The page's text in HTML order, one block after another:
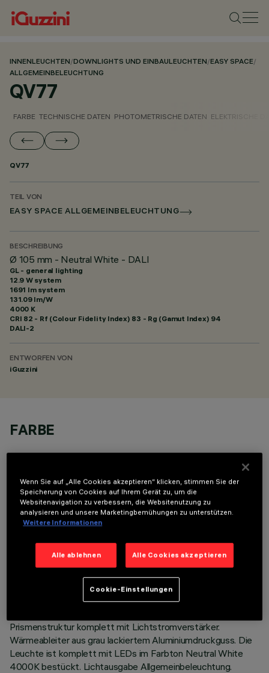
INNENLEUCHTEN/DOWNLIGHTS UND EINBAULEUCHTEN/EASY SPACE/
ALLGEMEINBELEUCHTUNG
QV77
FARBE TECHNISCHE DATEN PHOTOMETRISCHE DATEN ELEKTRISCHE
QV77
TEIL VON
EASY SPACE ALLGEMEINBELEUCHTUNG
BESCHREIBUNG
Ø 105 mm - Neutral White - DALI
GL - general lighting
12.9 W system
1691 lm system
131.09 lm/W
4000 K
CRI 82 - Rf (Colour Fidelity Index) 83 - Rg (Gamut Index) 94
DALI-2
ENTWORFEN VON
iGuzzini
FARBE
TECHNISCHE DATEN
BESCHREIBUNG
Festinstallierte Rundleuchte für den Einsatz von LED-
Lichtquellen mit CoB-Technologie. Version mit Rahmen zur
Prismenstruktur komplett mit Lichtstromverstärker.
Wärmeableiter aus grau lackiertem Aluminiumdruckguss. Die
Leuchte ist komplett mit LEDs im Farbton Neutral White
4000K bestückt. Lichtausgabe Allgemeinbeleuchtung.
Wenn Sie auf „Alle Cookies akzeptieren“ klicken, stimmen Sie der
Speicherung von Cookies auf Ihrem Gerät zu, um die
Websitenavigation zu verbessern, die Websitenutzung zu
analysieren und unsere Marketingbemühungen zu unterstützen.
Weitere Informationen
Alle ablehnen Alle Cookies akzeptieren
Cookie-Einstellungen